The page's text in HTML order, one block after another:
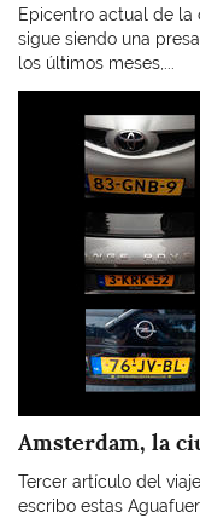
Epicentro actual de la
sigue siendo una
los últimos meses,...
Amsterdam, la
Tercer artículo del
escribo estas